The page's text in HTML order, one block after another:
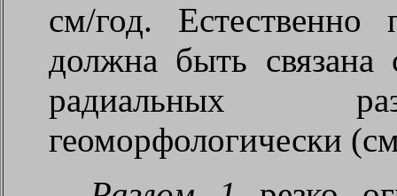
см/год.
должна быть связана
радиальных
геоморфологически